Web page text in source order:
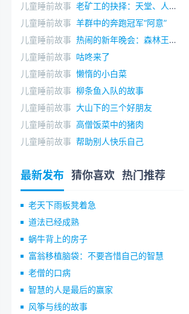
儿童睡前故事 老矿工的抉择：天堂、人间和地狱
儿童睡前故事 羊群中的奔跑冠军“阿意”
儿童睡前故事 热闹的新年晚会：森林王国过新年
儿童睡前故事 咕咚来了
儿童睡前故事 懒惰的小白菜
儿童睡前故事 柳条鱼入队的故事
儿童睡前故事 大山下的三个好朋友
儿童睡前故事 高僧饭菜中的猪肉
儿童睡前故事 帮助别人快乐自己
最新发布 猜你喜欢 热门推荐
老天下雨板凳着急
道法已经成熟
蜗牛背上的房子
富翁移植脑袋：不要吝惜自己的智慧
老僧的口病
智慧的人是最后的赢家
风筝与线的故事